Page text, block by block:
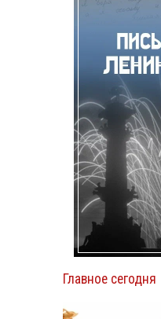
Главное сегодня